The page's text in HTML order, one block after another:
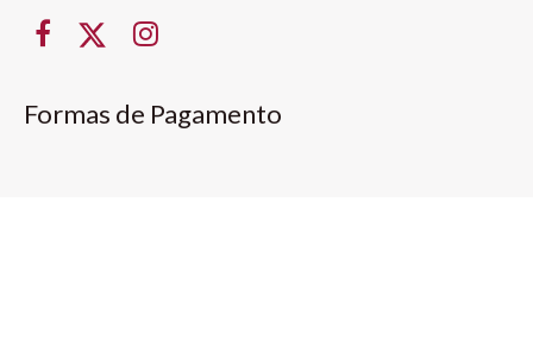
Formas de Pagamento